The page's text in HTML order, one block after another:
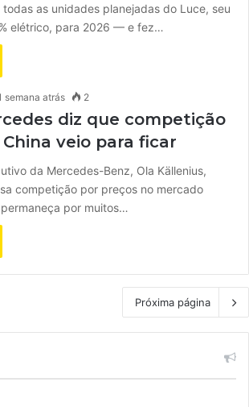
todas as unidades planejadas do Luce, seu
elétrico, para 2026 — e fez…
semana atrás 2
diz que competição
veio para ficar
da Mercedes-Benz, Ola Källenius,
competição por preços no mercado
por muitos…
Próxima página